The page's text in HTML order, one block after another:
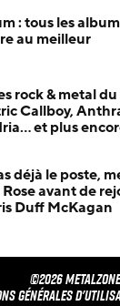
: tous les
au meilleur
rock & metal
Callboy,
et plus
déjà le poste,
Rose avant de
Duff McKagan
©2026 METALZONE
générales